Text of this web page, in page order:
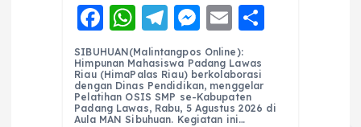
F
a
c
e
b
W
h
a
ts
A
T
el
e
g
r
M
e
ss
e
n
E
m
ai
l
re
SIBUHUAN(Malintangpos Online):
Himpunan Mahasiswa Padang Lawas
Riau (HimaPalas Riau) berkolaborasi
dengan Dinas Pendidikan, menggelar
Pelatihan OSIS SMP se-Kabupaten
Padang Lawas, Rabu, 5 Agustus 2026 di
Aula MAN Sibuhuan. Kegiatan ini…